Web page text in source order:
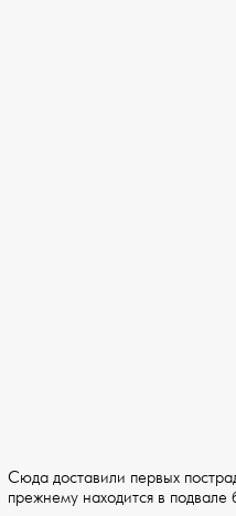
Сюда доставили первых
прежнему находится в подвале